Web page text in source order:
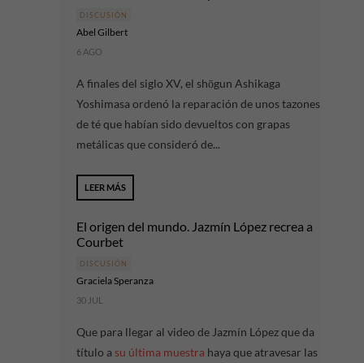
DISCUSIÓN
Abel Gilbert
6 AGO
A finales del siglo XV, el shōgun Ashikaga
Yoshimasa ordenó la reparación de unos tazones
de té que habían sido devueltos con grapas
metálicas que consideró de...
LEER MÁS
El origen del mundo. Jazmín López recrea a
Courbet
DISCUSIÓN
Graciela Speranza
30 JUL
Que para llegar al video de Jazmín López que da
título a su última muestra haya que atravesar las